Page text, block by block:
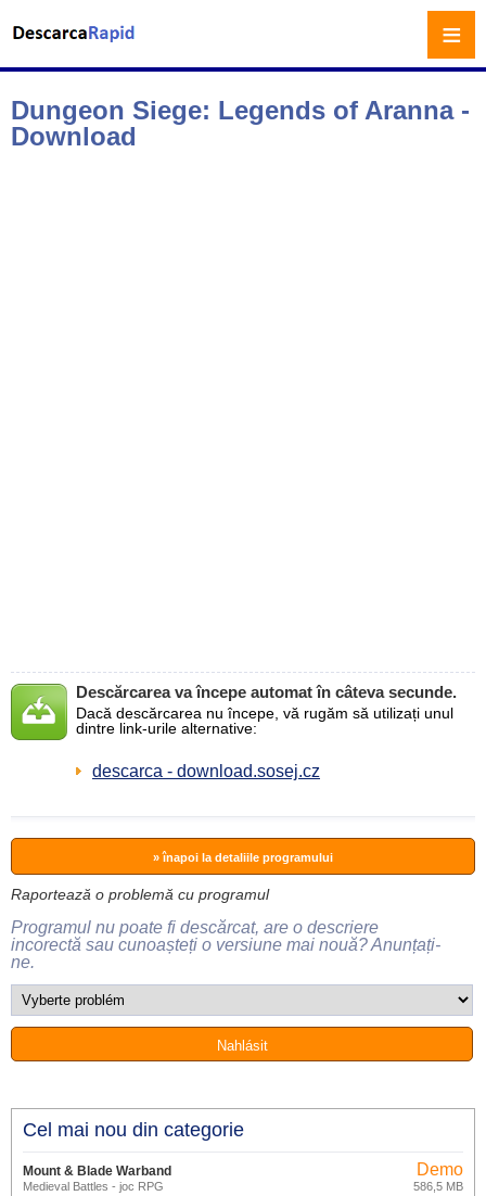
Dungeon Siege: Legends of Aranna -
Download
Descărcarea va începe automat în câteva secunde.
Dacă descărcarea nu începe, vă rugăm să utilizați unul
dintre link-urile alternative:
descarca - download.sosej.cz
» înapoi la detaliile programului
Raportează o problemă cu programul
Programul nu poate fi descărcat, are o descriere
incorectă sau cunoașteți o versiune mai nouă? Anunțați-
ne.
Cel mai nou din categorie
Mount & Blade Warband
Medieval Battles - joc RPG
Demo
586,5 MB
≡